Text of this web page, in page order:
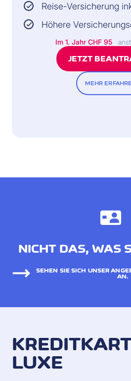
Reise-Versicherung
Höhere
Im 1. Jahr CHF 95
JETZT
MEHR
NICHT DAS, WAS
SEHEN SIE SICH UNSER
AN.
LUXE